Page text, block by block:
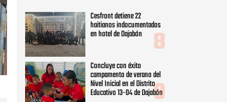
Cesfront detiene 22
haitianos indocumentados
en hotel de Dajabón
Concluye con éxito
campamento de verano del
Nivel Inicial en el Distrito
Educativo 13-04 de Dajabón